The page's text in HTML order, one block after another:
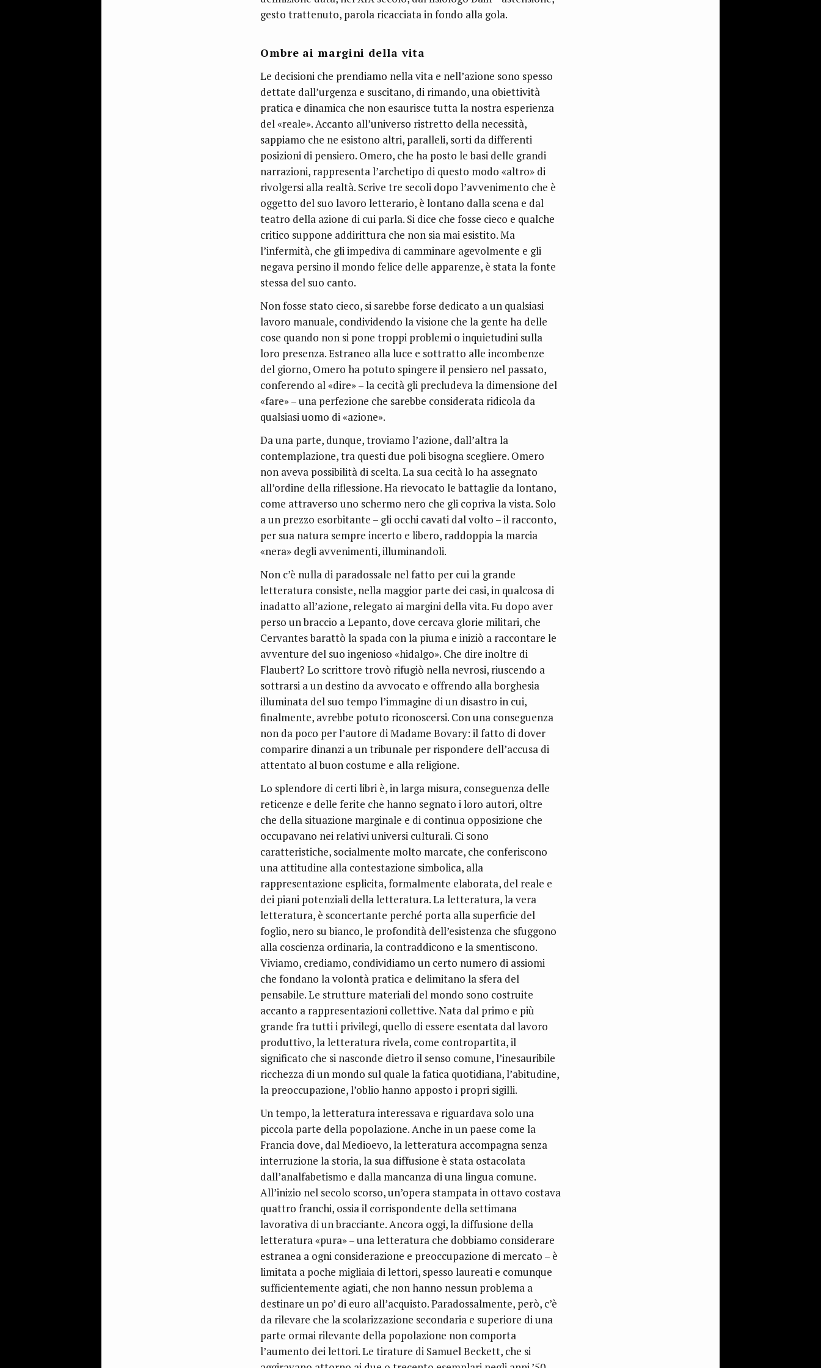
gesto trattenuto, parola ricacciata in fondo alla gola.
Ombre ai margini della vita
Le decisioni che prendiamo nella vita e nell’azione sono spesso
dettate dall’urgenza e suscitano, di rimando, una obiettività
pratica e dinamica che non esaurisce tutta la nostra esperienza
del «reale». Accanto all’universo ristretto della necessità,
sappiamo che ne esistono altri, paralleli, sorti da differenti
posizioni di pensiero. Omero, che ha posto le basi delle grandi
narrazioni, rappresenta l’archetipo di questo modo «altro» di
rivolgersi alla realtà. Scrive tre secoli dopo l’avvenimento che è
oggetto del suo lavoro letterario, è lontano dalla scena e dal
teatro della azione di cui parla. Si dice che fosse cieco e qualche
critico suppone addirittura che non sia mai esistito. Ma
l’infermità, che gli impediva di camminare agevolmente e gli
negava persino il mondo felice delle apparenze, è stata la fonte
stessa del suo canto.
Non fosse stato cieco, si sarebbe forse dedicato a un qualsiasi
lavoro manuale, condividendo la visione che la gente ha delle
cose quando non si pone troppi problemi o inquietudini sulla
loro presenza. Estraneo alla luce e sottratto alle incombenze
del giorno, Omero ha potuto spingere il pensiero nel passato,
conferendo al «dire» – la cecità gli precludeva la dimensione del
«fare» – una perfezione che sarebbe considerata ridicola da
qualsiasi uomo di «azione».
Da una parte, dunque, troviamo l’azione, dall’altra la
contemplazione, tra questi due poli bisogna scegliere. Omero
non aveva possibilità di scelta. La sua cecità lo ha assegnato
all’ordine della riflessione. Ha rievocato le battaglie da lontano,
come attraverso uno schermo nero che gli copriva la vista. Solo
a un prezzo esorbitante – gli occhi cavati dal volto – il racconto,
per sua natura sempre incerto e libero, raddoppia la marcia
«nera» degli avvenimenti, illuminandoli.
Non c’è nulla di paradossale nel fatto per cui la grande
letteratura consiste, nella maggior parte dei casi, in qualcosa di
inadatto all’azione, relegato ai margini della vita. Fu dopo aver
perso un braccio a Lepanto, dove cercava glorie militari, che
Cervantes barattò la spada con la piuma e iniziò a raccontare le
avventure del suo ingenioso «hidalgo». Che dire inoltre di
Flaubert? Lo scrittore trovò rifugiò nella nevrosi, riuscendo a
sottrarsi a un destino da avvocato e offrendo alla borghesia
illuminata del suo tempo l’immagine di un disastro in cui,
finalmente, avrebbe potuto riconoscersi. Con una conseguenza
non da poco per l’autore di Madame Bovary: il fatto di dover
comparire dinanzi a un tribunale per rispondere dell’accusa di
attentato al buon costume e alla religione.
Lo splendore di certi libri è, in larga misura, conseguenza delle
reticenze e delle ferite che hanno segnato i loro autori, oltre
che della situazione marginale e di continua opposizione che
occupavano nei relativi universi culturali. Ci sono
caratteristiche, socialmente molto marcate, che conferiscono
una attitudine alla contestazione simbolica, alla
rappresentazione esplicita, formalmente elaborata, del reale e
dei piani potenziali della letteratura. La letteratura, la vera
letteratura, è sconcertante perché porta alla superficie del
foglio, nero su bianco, le profondità dell’esistenza che sfuggono
alla coscienza ordinaria, la contraddicono e la smentiscono.
Viviamo, crediamo, condividiamo un certo numero di assiomi
che fondano la volontà pratica e delimitano la sfera del
pensabile. Le strutture materiali del mondo sono costruite
accanto a rappresentazioni collettive. Nata dal primo e più
grande fra tutti i privilegi, quello di essere esentata dal lavoro
produttivo, la letteratura rivela, come contropartita, il
significato che si nasconde dietro il senso comune, l’inesauribile
ricchezza di un mondo sul quale la fatica quotidiana, l’abitudine,
la preoccupazione, l’oblio hanno apposto i propri sigilli.
Un tempo, la letteratura interessava e riguardava solo una
piccola parte della popolazione. Anche in un paese come la
Francia dove, dal Medioevo, la letteratura accompagna senza
interruzione la storia, la sua diffusione è stata ostacolata
dall’analfabetismo e dalla mancanza di una lingua comune.
All’inizio nel secolo scorso, un’opera stampata in ottavo costava
quattro franchi, ossia il corrispondente della settimana
lavorativa di un bracciante. Ancora oggi, la diffusione della
letteratura «pura» – una letteratura che dobbiamo considerare
estranea a ogni considerazione e preoccupazione di mercato – è
limitata a poche migliaia di lettori, spesso laureati e comunque
sufficientemente agiati, che non hanno nessun problema a
destinare un po’ di euro all’acquisto. Paradossalmente, però, c’è
da rilevare che la scolarizzazione secondaria e superiore di una
parte ormai rilevante della popolazione non comporta
l’aumento dei lettori. Le tirature di Samuel Beckett, che si